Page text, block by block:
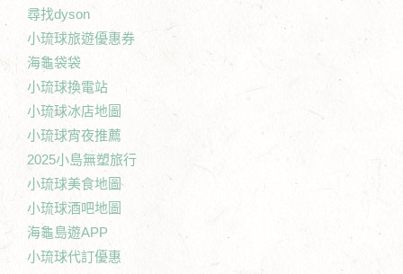
尋找dyson
小琉球旅遊優惠券
海龜袋袋
小琉球換電站
小琉球冰店地圖
小琉球宵夜推薦
2025小島無塑旅行
小琉球美食地圖
小琉球酒吧地圖
海龜島遊APP
小琉球代訂優惠